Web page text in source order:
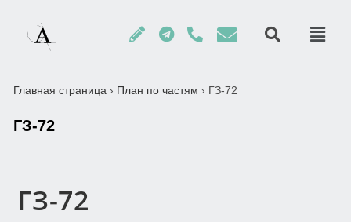
Главная страница › План по частям › ГЗ-72
ГЗ-72
ГЗ-72